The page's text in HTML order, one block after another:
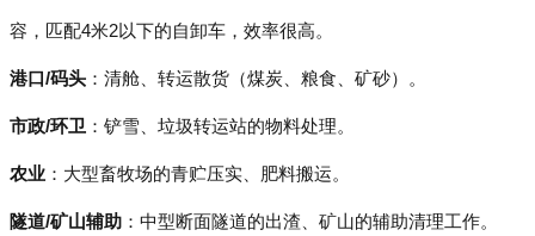
容，匹配4米2以下的自卸车，效率很高。
港口/码头 ：清舱、转运散货（煤炭、粮食、矿砂）。
市政/环卫 ：铲雪、垃圾转运站的物料处理。
农业 ：大型畜牧场的青贮压实、肥料搬运。
隧道/矿山辅助 ：中型断面隧道的出渣、矿山的辅助清理工作。